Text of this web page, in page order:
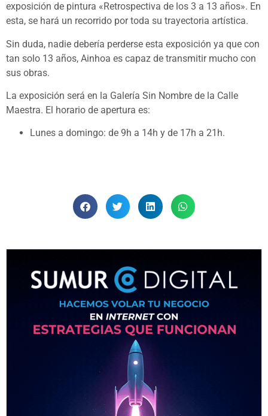
exposición de pintura «Retrospectiva de los 3 a 13 años». En
esta, se hará un recorrido por toda su trayectoria artística.
Sin duda, nadie debería perderse esta exposición ya que con
tan solo 13 años, Ainhoa es capaz de transmitir mucho con
sus obras.
La exposición será en la Galería Sin Nombre de la Calle
Maestra. El horario de apertura es:
Lunes a domingo: de 9h a 14h y de 17h a 21h.